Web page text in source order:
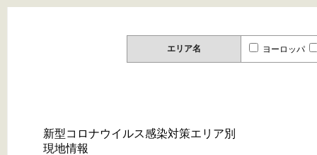
エリア名 ヨーロッパ
新型コロナウイルス感染対策エリア別
現地情報